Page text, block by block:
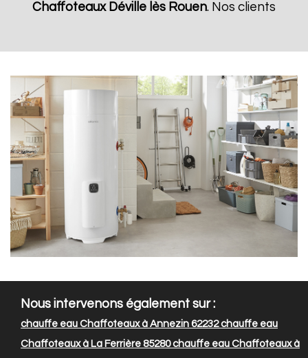
Chaffoteaux Déville lès Rouen. Nos clients
Nous intervenons également sur :
chauffe eau Chaffoteaux à Annezin 62232chauffe eau
Chaffoteaux à La Ferrière 85280chauffe eau Chaffoteaux à